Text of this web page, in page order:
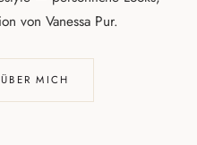
von Vanessa Pur.
ÜBER MICH